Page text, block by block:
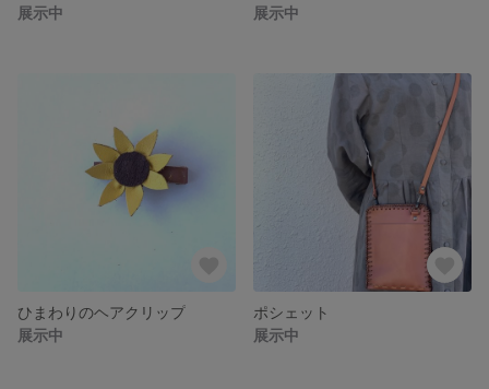
展示中
展示中
ひまわりのヘアクリップ
展示中
ポシェット
展示中